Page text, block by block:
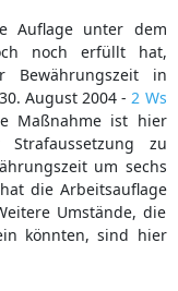
Auflage unter dem
noch erfüllt hat,
Bewährungszeit in
August 2004 - 2 Ws
Maßnahme ist hier
zu
um sechs
die Arbeitsauflage
Umstände, die
könnten, sind hier